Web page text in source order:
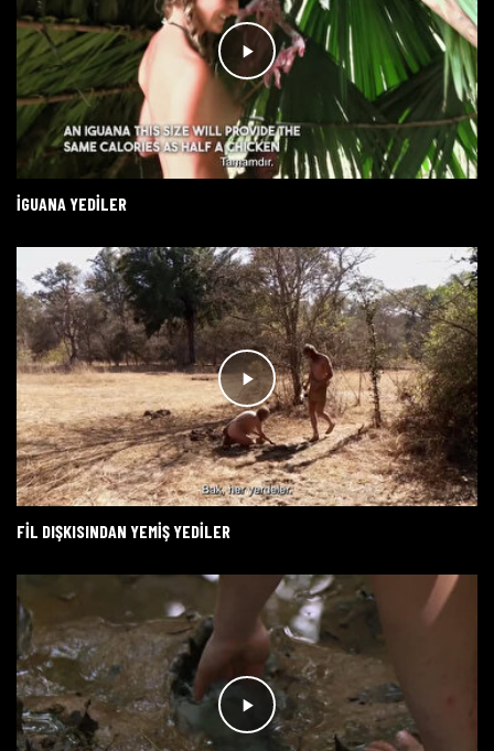
İGUANA YEDİLER
FİL DIŞKISINDAN YEMİŞ YEDİLER